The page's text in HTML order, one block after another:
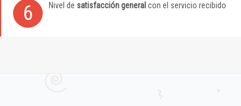
6 Nivel de satisfacción general con el servicio recibido